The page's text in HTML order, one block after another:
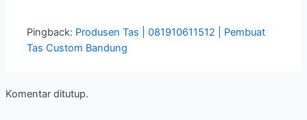
Pingback: Produsen Tas | 081910611512 | Pembuat
Tas Custom Bandung
Komentar ditutup.